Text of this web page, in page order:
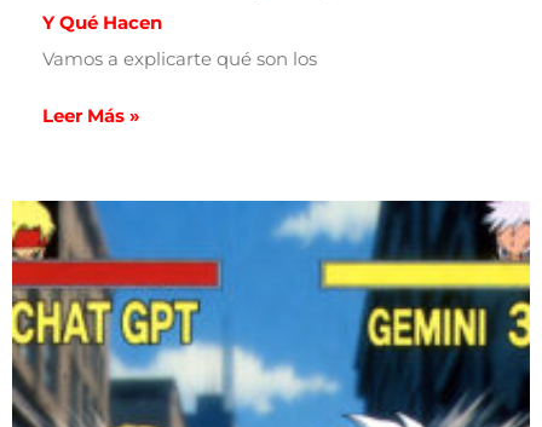
Y Qué Hacen
Vamos a explicarte qué son los
Leer Más »